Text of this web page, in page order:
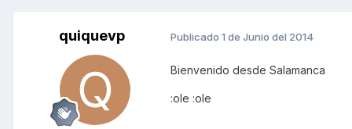
quiquevp Publicado 1 de Junio del 2014
Bienvenido desde Salamanca
:ole :ole